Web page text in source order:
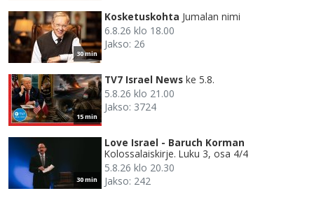
30 min
Kosketuskohta Jumalan nimi
6.8.26 klo 18.00
Jakso: 26
15 min
TV7 Israel News ke 5.8.
5.8.26 klo 21.00
Jakso: 3724
30 min
Love Israel - Baruch Korman
Kolossalaiskirje. Luku 3, osa 4/4
5.8.26 klo 20.30
Jakso: 242